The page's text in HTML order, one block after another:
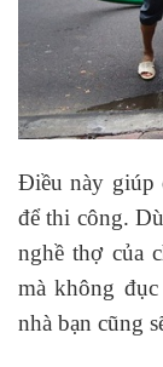
Điều này giúp
để thi công.
nghề thợ của
mà không
nhà bạn cũng